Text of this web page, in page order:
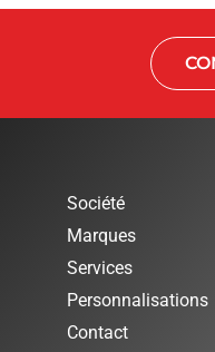
Société
Marques
Services
Personnalisations
Contact